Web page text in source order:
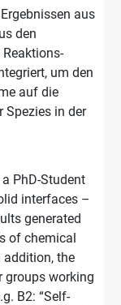
aus
den
um den
auf die
Spezies in der
PhD-Student
interfaces –
generated
of chemical
addition, the
groups working
B2: “Self-